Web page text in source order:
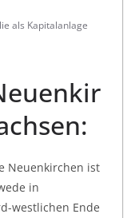
als Kapitalanlage
Neuenkirchen ist
in
westlichen Ende